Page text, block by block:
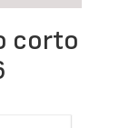
corto